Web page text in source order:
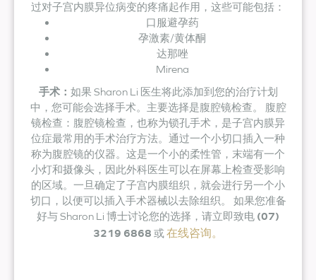
过对子宫内膜异位病变的疼痛起作用，这些可能包括：
口服避孕药
孕激素/黄体酮
达那唑
Mirena
手术： 如果 Sharon Li 医生将此添加到您的治疗计划
中，您可能会选择手术。主要选择是腹腔镜检查。 腹腔
镜检查：腹腔镜检查，也称为锁孔手术，是子宫内膜异
位症最常用的手术治疗方法。通过一个小切口插入一种
称为腹腔镜的仪器。这是一个小的柔性管，末端有一个
小灯和摄像头，因此外科医生可以在屏幕上检查受影响
的区域。一旦确定了子宫内膜组织，就会进行另一个小
切口，以便可以插入手术器械以去除组织。 如果您准备
好与 Sharon Li 博士讨论您的选择，请立即致电 (07)
3219 6868 或 在线咨询。